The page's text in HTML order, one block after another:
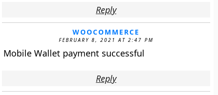
Reply
WOOCOMMERCE
FEBRUARY 8, 2021 AT 2:47 PM
Mobile Wallet payment successful
Reply